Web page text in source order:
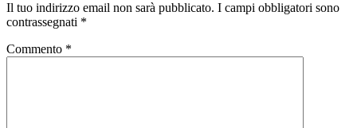
Il tuo indirizzo email non sarà pubblicato. I campi obbligatori sono
contrassegnati *
Commento *